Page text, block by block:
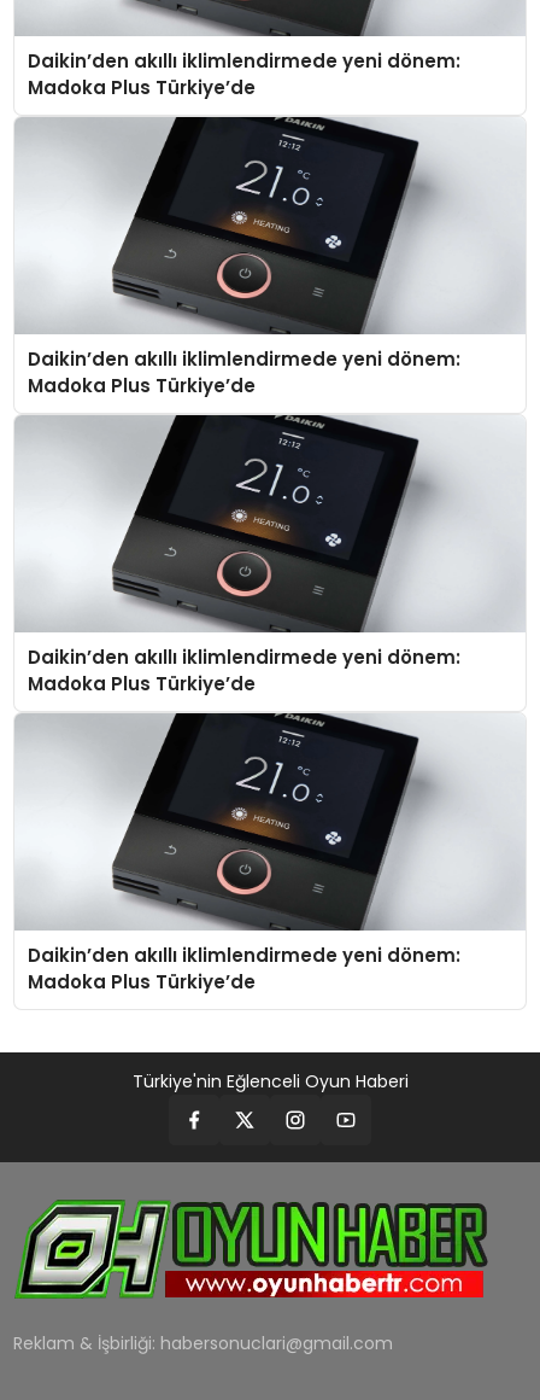
Daikin’den akıllı iklimlendirmede yeni dönem:
Madoka Plus Türkiye’de
Daikin’den akıllı iklimlendirmede yeni dönem:
Madoka Plus Türkiye’de
Daikin’den akıllı iklimlendirmede yeni dönem:
Madoka Plus Türkiye’de
Daikin’den akıllı iklimlendirmede yeni dönem:
Madoka Plus Türkiye’de
Türkiye'nin Eğlenceli Oyun Haberi
Reklam & İşbirliği: habersonuclari@gmail.com